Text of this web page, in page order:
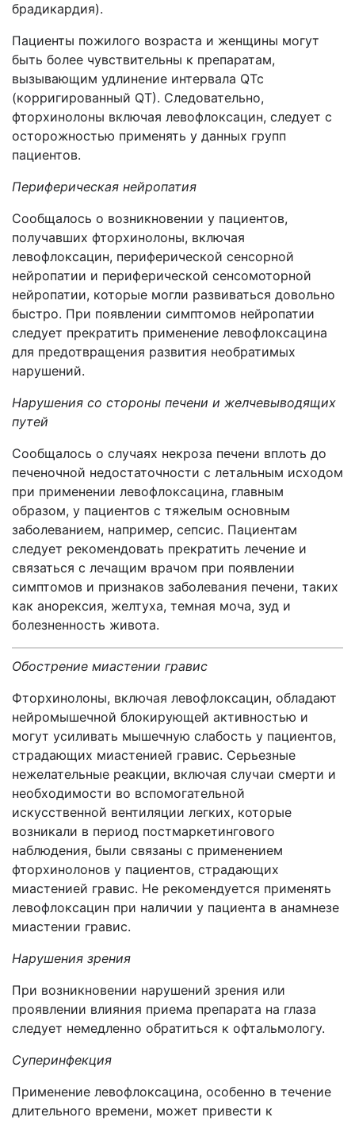
брадикардия).
Пациенты пожилого возраста и женщины могут
быть более чувствительны к препаратам,
вызывающим удлинение интервала QTc
(корригированный QT). Следовательно,
фторхинолоны включая левофлоксацин, следует с
осторожностью применять у данных групп
пациентов.
Периферическая нейропатия
Сообщалось о возникновении у пациентов,
получавших фторхинолоны, включая
левофлоксацин, периферической сенсорной
нейропатии и периферической сенсомоторной
нейропатии, которые могли развиваться довольно
быстро. При появлении симптомов нейропатии
следует прекратить применение левофлоксацина
для предотвращения развития необратимых
нарушений.
Нарушения со стороны печени и желчевыводящих
путей
Сообщалось о случаях некроза печени вплоть до
печеночной недостаточности с летальным исходом
при применении левофлоксацина, главным
образом, у пациентов с тяжелым основным
заболеванием, например, сепсис. Пациентам
следует рекомендовать прекратить лечение и
связаться с лечащим врачом при появлении
симптомов и признаков заболевания печени, таких
как анорексия, желтуха, темная моча, зуд и
болезненность живота.
Обострение миастении гравис
Фторхинолоны, включая левофлоксацин, обладают
нейромышечной блокирующей активностью и
могут усиливать мышечную слабость у пациентов,
страдающих миастенией гравис. Серьезные
нежелательные реакции, включая случаи смерти и
необходимости во вспомогательной
искусственной вентиляции легких, которые
возникали в период постмаркетингового
наблюдения, были связаны с применением
фторхинолонов у пациентов, страдающих
миастенией гравис. Не рекомендуется применять
левофлоксацин при наличии у пациента в анамнезе
миастении гравис.
Нарушения зрения
При возникновении нарушений зрения или
проявлении влияния приема препарата на глаза
следует немедленно обратиться к офтальмологу.
Суперинфекция
Применение левофлоксацина, особенно в течение
длительного времени, может привести к